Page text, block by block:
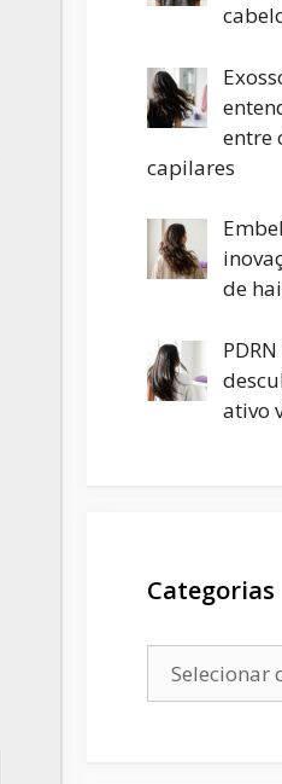
entre
capilares
de
ativo
Categorias